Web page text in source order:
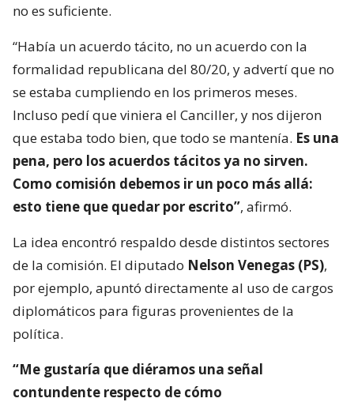
no es suficiente.
“Había un acuerdo tácito, no un acuerdo con la
formalidad republicana del 80/20, y advertí que no
se estaba cumpliendo en los primeros meses.
Incluso pedí que viniera el Canciller, y nos dijeron
que estaba todo bien, que todo se mantenía. Es una
pena, pero los acuerdos tácitos ya no sirven.
Como comisión debemos ir un poco más allá:
esto tiene que quedar por escrito”, afirmó.
La idea encontró respaldo desde distintos sectores
de la comisión. El diputado Nelson Venegas (PS),
por ejemplo, apuntó directamente al uso de cargos
diplomáticos para figuras provenientes de la
política.
“Me gustaría que diéramos una señal
contundente respecto de cómo